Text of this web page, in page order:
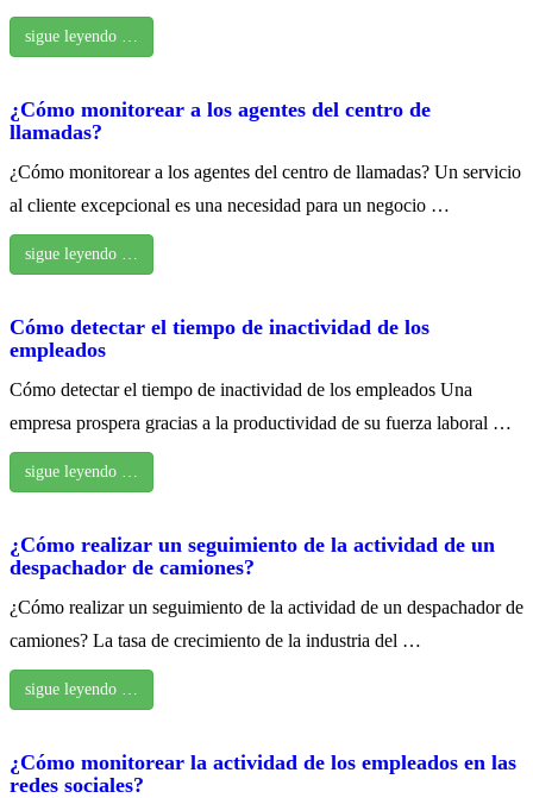
sigue leyendo …
¿Cómo monitorear a los agentes del centro de
llamadas?
¿Cómo monitorear a los agentes del centro de llamadas? Un servicio
al cliente excepcional es una necesidad para un negocio …
sigue leyendo …
Cómo detectar el tiempo de inactividad de los
empleados
Cómo detectar el tiempo de inactividad de los empleados Una
empresa prospera gracias a la productividad de su fuerza laboral …
sigue leyendo …
¿Cómo realizar un seguimiento de la actividad de un
despachador de camiones?
¿Cómo realizar un seguimiento de la actividad de un despachador de
camiones? La tasa de crecimiento de la industria del …
sigue leyendo …
¿Cómo monitorear la actividad de los empleados en las
redes sociales?